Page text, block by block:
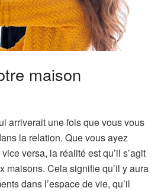
maison
arriverait une fois que vous vous
la relation. Que vous ayez
versa, la réalité est qu’il s’agit
maisons. Cela signifie qu’il y aura
dans l’espace de vie, qu’il